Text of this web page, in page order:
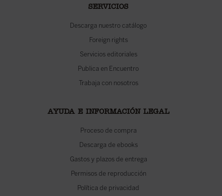
SERVICIOS
Descarga nuestro catálogo
Foreign rights
Servicios editoriales
Publica en Encuentro
Trabaja con nosotros
AYUDA E INFORMACIÓN LEGAL
Proceso de compra
Descarga de ebooks
Gastos y plazos de entrega
Permisos de reproducción
Política de privacidad